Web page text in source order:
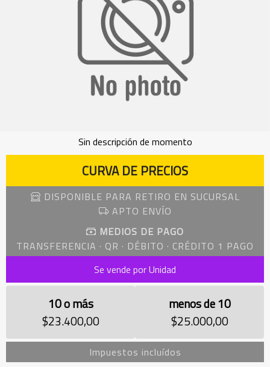
Sin descripción de momento
CURVA DE PRECIOS
DISPONIBLE PARA RETIRO EN SUCURSAL
APTO ENVÍO
MEDIOS DE PAGO
TRANSFERENCIA · QR · DÉBITO · CRÉDITO 1 PAGO
Se vende por Unidad
10 o más
$23.400,00
menos de 10
$25.000,00
Impuestos incluídos